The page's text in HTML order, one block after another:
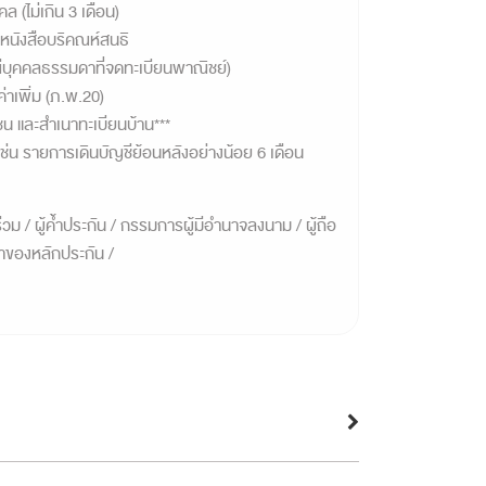
(ไม่เกิน 3 เดือน)
นังสือบริคณห์สนธิ
บุคคลธรรมดาที่จดทะเบียนพาณิชย์)
าเพิ่ม (ภ.พ.20)
และสำเนาทะเบียนบ้าน***
ช่น รายการเดินบัญชีย้อนหลังอย่างน้อย 6 เดือน
ม / ผู้ค้ำประกัน / กรรมการผู้มีอำนาจลงนาม / ผู้ถือ
องหลักประกัน /